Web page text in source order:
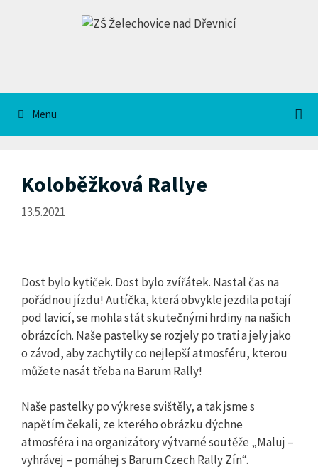
Menu
Koloběžková Rallye
13.5.2021
Dost bylo kytiček. Dost bylo zvířátek. Nastal čas na
pořádnou jízdu! Autíčka, která obvykle jezdila potají
pod lavicí, se mohla stát skutečnými hrdiny na našich
obrázcích. Naše pastelky se rozjely po trati a jely jako
o závod, aby zachytily co nejlepší atmosféru, kterou
můžete nasát třeba na Barum Rally!
Naše pastelky po výkrese svištěly, a tak jsme s
napětím čekali, ze kterého obrázku dýchne
atmosféra i na organizátory výtvarné soutěže „Maluj –
vyhrávej – pomáhej s Barum Czech Rally Zín“.